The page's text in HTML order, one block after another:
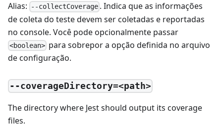
Alias: --collectCoverage . Indica que as informações
de coleta do teste devem ser coletadas e reportadas
no console. Você pode opcionalmente passar
<boolean> para sobrepor a opção definida no arquivo
de configuração.
--coverageDirectory=<path>
The directory where Jest should output its coverage
files.